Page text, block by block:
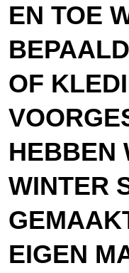
EN TOE
OF
HEBBEN
WINTER
EIGEN